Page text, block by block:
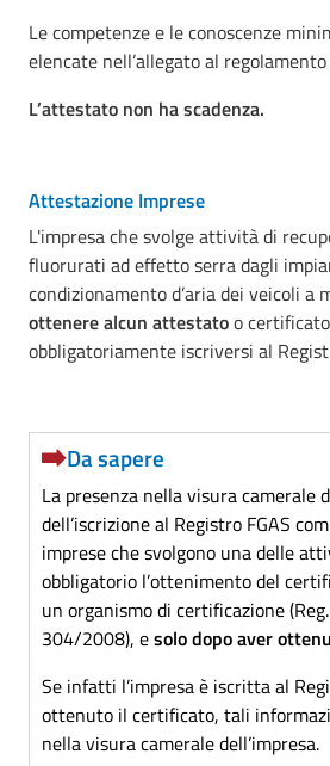
Le competenze e le conoscenze
elencate nell’allegato al
L’attestato non ha scadenza.
Attestazione Imprese
L'impresa che svolge attività di
fluorurati ad effetto serra dagli
condizionamento d’aria dei veicoli a
ottenere alcun attestatoo
obbligatoriamente iscriversi al
Da sapere
La presenza nella visura camerale
dell’iscrizione al Registro FGAS
imprese che svolgono una delle
obbligatorio l’ottenimento del
un organismo di certificazione
304/2008), esolo dopo aver
Se infatti l’impresa è iscritta al
ottenuto il certificato, tali
nella visura camerale dell’impresa.